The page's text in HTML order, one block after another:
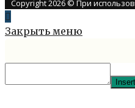
Copyright 2026 © При
Закрыть меню
Insert